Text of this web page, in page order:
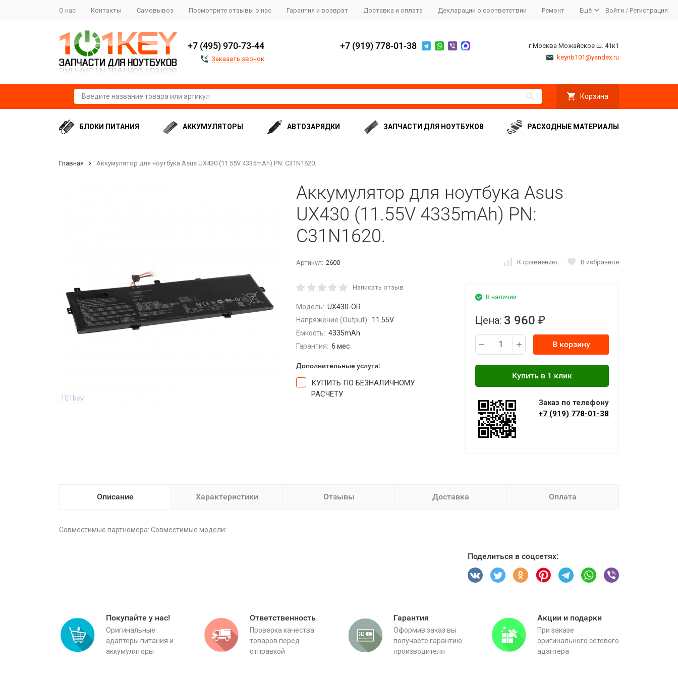
О нас Контакты Самовывоз Посмотрите отзывы о нас Гарантия и возврат Доставка и оплата Декларации о соответствии Ремонт Ещё Войти / Регистрация
+7 (495) 970-73-44
Заказать звонок
+7 (919) 778-01-38
г.Москва Можайское ш. 41к1
keynb101@yandex.ru
Корзина
БЛОКИ ПИТАНИЯ АККУМУЛЯТОРЫ АВТОЗАРЯДКИ ЗАПЧАСТИ ДЛЯ НОУТБУКОВ РАСХОДНЫЕ МАТЕРИАЛЫ
Главная Аккумулятор для ноутбука Asus UX430 (11.55V 4335mAh) PN: C31N1620.
Аккумулятор для ноутбука Asus
UX430 (11.55V 4335mAh) PN:
C31N1620.
Артикул: 2600 К сравнению В избранное
Написать отзыв
Модель: UX430-OR
Напряжение (Output): 11.55V
Емкость: 4335mAh
Гарантия: 6 мес
Дополнительные услуги:
КУПИТЬ ПО БЕЗНАЛИЧНОМУ
РАСЧЕТУ
В наличии
Цена: 3 960 ₽
В корзину
Заказ по телефону
+7 (919) 778-01-38
Описание Характеристики Отзывы Доставка Оплата
Совместимые партномера: Совместимые модели:
Поделиться в соцсетях:
Покупайте у нас!
Оригинальные
адаптеры питания и
аккумуляторы
Ответственность
Проверка качества
товаров перед
отправкой
Гарантия
Оформив заказ вы
получаете гарантию
производителя
Акции и подарки
При заказе
оригинального сетевого
адаптера